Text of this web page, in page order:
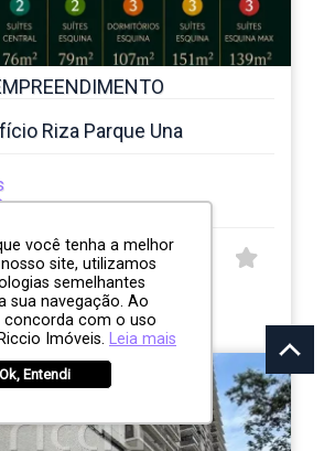
Riza Parque Una
Cassiano Ricardo, 650
você tenha a melhor
site, utilizamos
semelhantes
sua navegação. Ao
com o uso
Imóveis. Leia mais
Ok, Entendi